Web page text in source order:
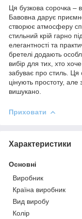
Ця бузкова сорочка –
Бавовна дарує
створює атмосферу
стильний крій гарно
елегантності та
бретелі додають
вибір для тих, хто
забуває про стиль. Ця
цінують простоту, але
вишукано.
Приховати
Характеристики
Основні
Виробник
Країна виробник
Вид виробу
Колір